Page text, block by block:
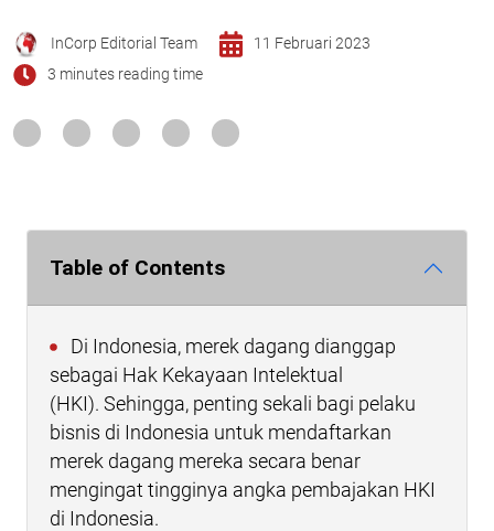
InCorp Editorial Team
11 Februari 2023
3 minutes reading time
Table of Contents
Di Indonesia, merek dagang dianggap
sebagai Hak Kekayaan Intelektual
(HKI). Sehingga, penting sekali bagi pelaku
bisnis di Indonesia untuk mendaftarkan
merek dagang mereka secara benar
mengingat tingginya angka pembajakan HKI
di Indonesia.